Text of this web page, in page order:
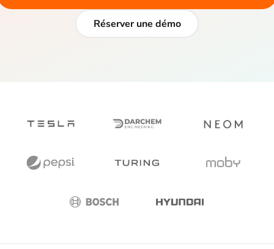
Réserver une démo